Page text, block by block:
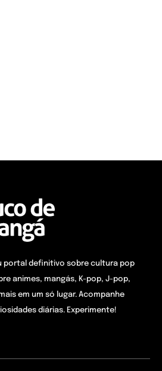
portal definitivo sobre cultura pop
animes, mangás, K-pop, J-pop,
em um só lugar. Acompanhe
diárias. Experimente!